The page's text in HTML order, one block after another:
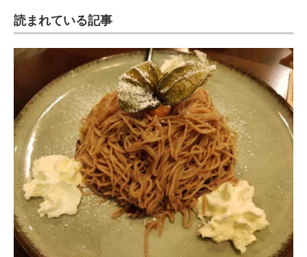
ITエンジニア向け専門サイト
IT製品の技術・比較・事例
製造業のIT導入・活用を支援
モノづくり技術者専門サイト
エレクトロニクス専門サイト
電子設計の基本と応用
エネルギーの専門メディア
建設×テクノロジーの最前線
読まれている記事